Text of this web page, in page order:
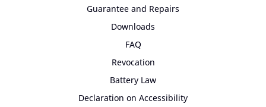
Guarantee and Repairs
Downloads
FAQ
Revocation
Battery Law
Declaration on Accessibility